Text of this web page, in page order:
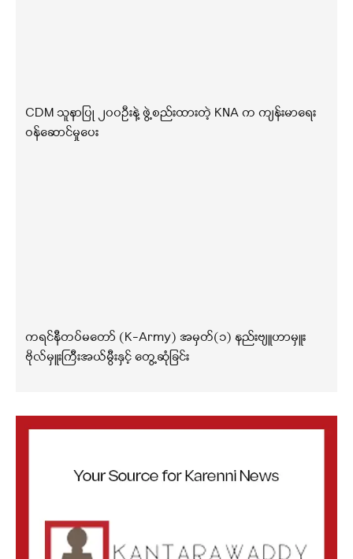
CDM သူနာပြု ၂၀၀ဦးနဲ့ ဖွဲ့စည်းထားတဲ့ KNA က ကျန်းမာရေး
ဝန်ဆောင်မှုပေး
ကရင်နီတပ်မတော် (K-Army) အမှတ်(၁) နည်းဗျူဟာမှူး
ဗိုလ်မှူးကြီးအယ်မွီးနှင့် တွေ့ဆုံခြင်း